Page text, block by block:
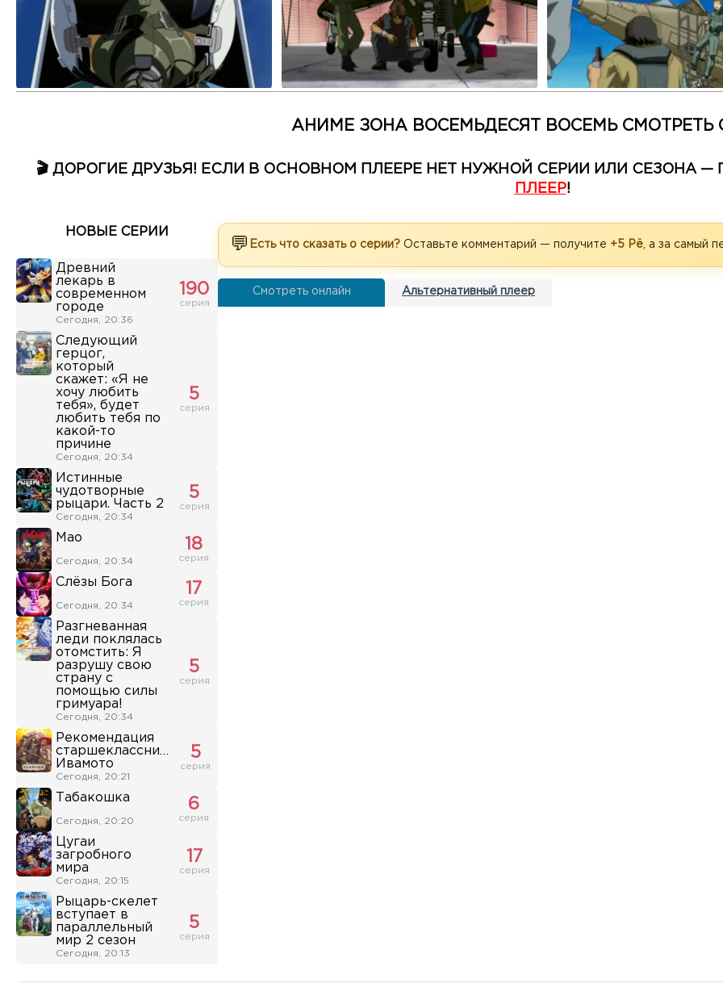
АНИМЕ ЗОНА ВОСЕМЬДЕСЯТ ВОСЕМЬ СМОТРЕТЬ
🎬 ДОРОГИЕ ДРУЗЬЯ! ЕСЛИ В ОСНОВНОМ ПЛЕЕРЕ НЕТ НУЖНОЙ СЕРИИ ИЛИ СЕЗОНА
ПЛЕЕР!
НОВЫЕ СЕРИИ
Древний
лекарь в
современном
городе
Сегодня, 20:36
190
серия
Следующий
герцог,
который
скажет: «Я не
хочу любить
тебя», будет
любить тебя по
какой-то
причине
Сегодня, 20:34
5
серия
Истинные
чудотворные
рыцари. Часть 2
Сегодня, 20:34
5
серия
Мао
Сегодня, 20:34
18
серия
Слёзы Бога
Сегодня, 20:34
17
серия
Разгневанная
леди поклялась
отомстить: Я
разрушу свою
страну с
помощью силы
гримуара!
Сегодня, 20:34
5
серия
Рекомендация
старшеклассника
Ивамото
Сегодня, 20:21
5
серия
Табакошка
Сегодня, 20:20
6
серия
Цугаи
загробного
мира
Сегодня, 20:15
17
серия
Рыцарь-скелет
вступает в
параллельный
мир 2 сезон
Сегодня, 20:13
5
серия
💬 Есть что сказать о серии? Оставьте комментарий — получите +5 Рё , а за самый
Смотреть онлайн Альтернативный плеер